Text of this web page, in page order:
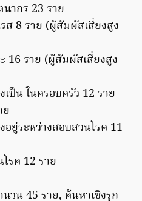
ากร 23 ราย
ส 8 ราย (ผู้สัมผัสเสี่ยงสูง
16 ราย (ผู้สัมผัสเสี่ยงสูง
น ในครอบครัว 12 ราย
ยู่ระหว่างสอบสวนโรค 11
รค 12 ราย
น 45 ราย, ค้นหาเชิงรุก